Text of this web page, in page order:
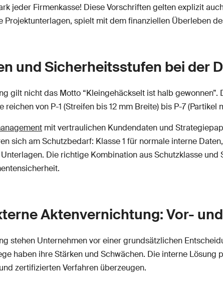
jeder Firmenkasse! Diese Vorschriften gelten explizit
Projektunterlagen, spielt mit dem finanziellen Überleben
und Sicherheitsstufen bei der
gilt nicht das Motto “Kleingehäckselt ist halb
reichen von P-1 (Streifen bis 12 mm Breite) bis P-7 (Partikel
mit vertraulichen Kundendaten und
sich am Schutzbedarf: Klasse 1 für normale interne
Die richtige Kombination aus Schutzklasse
Aktenvernichtung: Vor-
stehen Unternehmen vor einer grundsätzlichen
haben ihre Stärken und Schwächen. Die interne
zertifizierten Verfahren überzeugen.